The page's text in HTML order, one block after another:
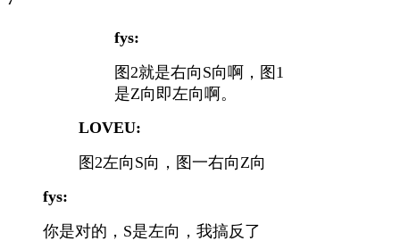
fys:
图2就是右向S向啊，图1
是Z向即左向啊。
LOVEU:
图2左向S向，图一右向Z向
fys:
你是对的，S是左向，我搞反了